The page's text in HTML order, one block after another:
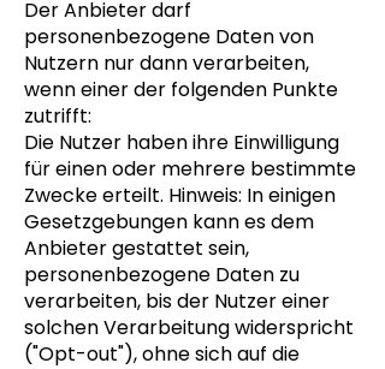
Der Anbieter darf
personenbezogene Daten von
Nutzern nur dann verarbeiten,
wenn einer der folgenden Punkte
zutrifft:
Die Nutzer haben ihre Einwilligung
für einen oder mehrere bestimmte
Zwecke erteilt. Hinweis: In einigen
Gesetzgebungen kann es dem
Anbieter gestattet sein,
personenbezogene Daten zu
verarbeiten, bis der Nutzer einer
solchen Verarbeitung widerspricht
("Opt-out"), ohne sich auf die